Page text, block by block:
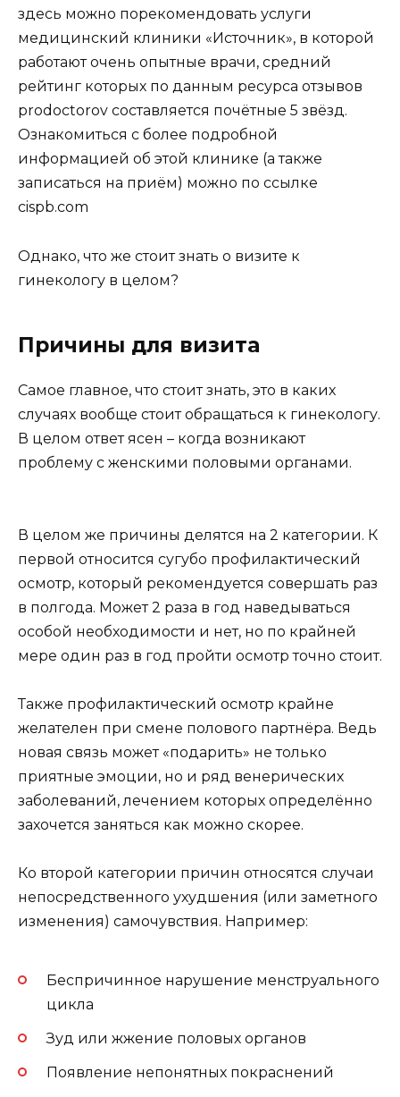
здесь можно порекомендовать услуги
медицинский клиники «Источник», в которой
работают очень опытные врачи, средний
рейтинг которых по данным ресурса отзывов
prodoctorov составляется почётные 5 звёзд.
Ознакомиться с более подробной
информацией об этой клинике (а также
записаться на приём) можно по ссылке
cispb.com
Однако, что же стоит знать о визите к
гинекологу в целом?
Причины для визита
Самое главное, что стоит знать, это в каких
случаях вообще стоит обращаться к гинекологу.
В целом ответ ясен – когда возникают
проблему с женскими половыми органами.
В целом же причины делятся на 2 категории. К
первой относится сугубо профилактический
осмотр, который рекомендуется совершать раз
в полгода. Может 2 раза в год наведываться
особой необходимости и нет, но по крайней
мере один раз в год пройти осмотр точно стоит.
Также профилактический осмотр крайне
желателен при смене полового партнёра. Ведь
новая связь может «подарить» не только
приятные эмоции, но и ряд венерических
заболеваний, лечением которых определённо
захочется заняться как можно скорее.
Ко второй категории причин относятся случаи
непосредственного ухудшения (или заметного
изменения) самочувствия. Например:
Беспричинное нарушение менструального
цикла
Зуд или жжение половых органов
Появление непонятных покраснений